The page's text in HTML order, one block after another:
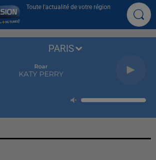
Toute l'actualité de votre région
Roar
KATY PERRY
PARIS